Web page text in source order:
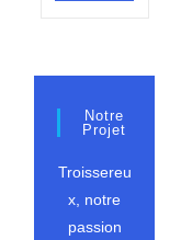
Notre
Projet
Troissereu
x, notre
passion